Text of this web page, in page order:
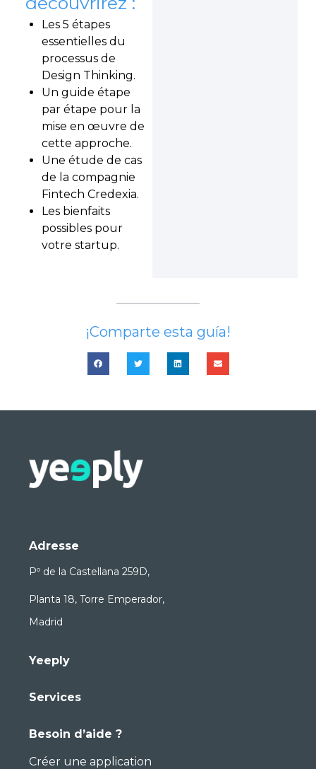
Les 5 étapes
essentielles du
processus de
Design Thinking.
Un guide étape
par étape pour la
mise en œuvre de
cette approche.
Une étude de cas
de la compagnie
Fintech Credexia.
Les bienfaits
possibles pour
votre startup.
¡Comparte esta guía!
Adresse
Pº de la Castellana 259D,
Planta 18, Torre Emperador,
Madrid
Yeeply
Services
Besoin d’aide ?
Créer une application